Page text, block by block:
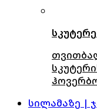
სილამაზე |